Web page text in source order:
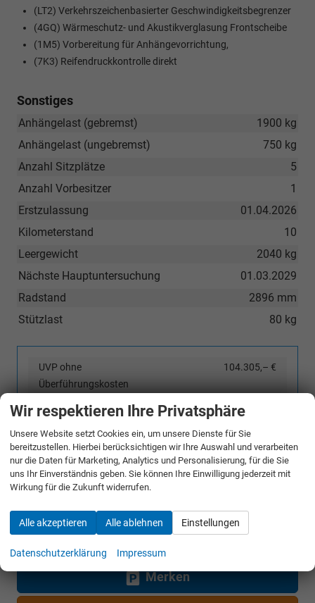
(LT2) Verkehrszeichenbasierter Geschwindigkeitsbegrenzer
(4GQ) Wärmeschutz- und Akustikverglasung Frontscheibe
(1M5) Vorbereitung für Anhängevorrichtung,
(7K3) Reifendruckkontrolle direkt
Sonstiges
1900 kg
Anhängelast (gebremst)
750 kg
Anhängelast (ungebremst)
5
Anzahl Sitzplätze
1
Anzahl Vorbesitzer
01.04.2026
Erstzulassung
10
Kilometerstand
2040 kg
Leergewicht
01.03.2029
Nächste Hauptuntersuchung
2896 mm
Radstand
80 kg
Stützlast
UVP ohne
Überführungskosten
104.305,– €
Sie sparen:
28.410,– €
Gesamtpreis 75.895,– €
incl. 19% MwSt. und den Kosten für Überführung und Kfz-Brief
Bestellunterlagen anfordern
Merken
Wir respektieren Ihre Privatsphäre
Unsere Website setzt Cookies ein, um unsere Dienste für Sie
bereitzustellen. Hierbei berücksichtigen wir Ihre Auswahl und verarbeiten
nur die Daten für Marketing, Analytics und Personalisierung, für die Sie
uns Ihr Einverständnis geben. Sie können Ihre Einwilligung jederzeit mit
Wirkung für die Zukunft widerrufen.
Alle akzeptieren Alle ablehnen Einstellungen
Datenschutzerklärung Impressum